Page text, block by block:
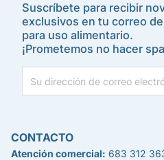
Suscríbete para recibir
exclusivos en tu correo
para uso alimentario.
¡Prometemos no hacer
CONTACTO
Atención comercial: 683 312